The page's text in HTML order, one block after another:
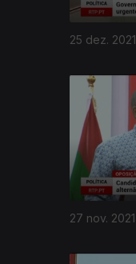
25 dez. 2021
27 nov. 2021